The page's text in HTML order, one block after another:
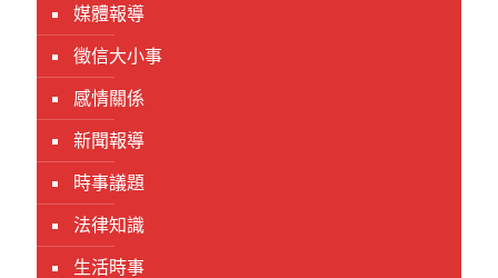
媒體報導
徵信大小事
感情關係
新聞報導
時事議題
法律知識
生活時事